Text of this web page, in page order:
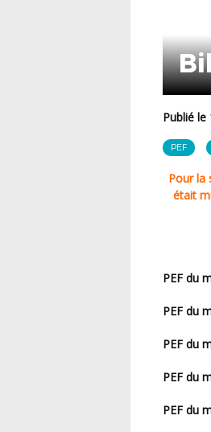
Publié
PEF
Pour la septième saison consécutive, une action en lien avec le Programme Éducatif Fédéral
était
PEF du
PEF du
PEF du
PEF du
PEF du